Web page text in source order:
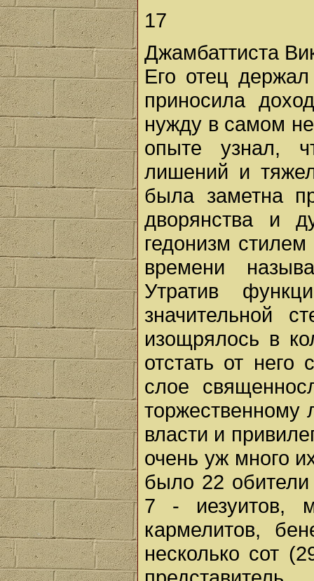
17
Джамбаттиста
Его отец
приносила
нужду в самом
опыте узнал,
лишений и
была заметна
дворянства и
гедонизм
времени
Утратив
значительной
изощрялось в
отстать от
слое
торжественному
власти и
очень уж много
было 22
7 - иезуитов,
кармелитов,
несколько сот